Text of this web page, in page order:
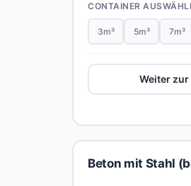
CONTAINER
3m³ 5m³ 7m³
Weiter
Beton mit Stahl